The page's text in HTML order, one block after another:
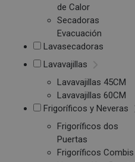
de Calor
Secadoras
Evacuación
Lavasecadoras
Lavavajillas
Lavavajillas 45CM
Lavavajillas 60CM
Frigoríficos y Neveras
Frigoríficos dos
Puertas
Frigoríficos Combis